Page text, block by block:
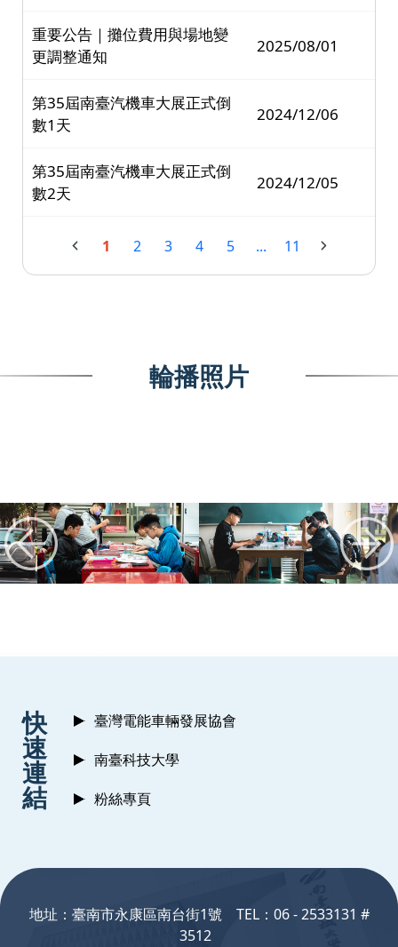
重要公告｜攤位費用與場地變
更調整通知
2025/08/01
第35屆南臺汽機車大展正式倒
數1天
2024/12/06
第35屆南臺汽機車大展正式倒
數2天
2024/12/05
1 2 3 4 5 ... 11
輪播照片
快
速
連
結
臺灣電能車輛發展協會
南臺科技大學
粉絲專頁
地址：臺南市永康區南台街1號 TEL：06 - 2533131 #
3512